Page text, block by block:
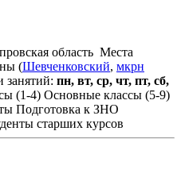
область Места
(Шевченковский, мкрн
занятий: пн, вт, ср, чт, пт, сб,
(1-4) Основные классы (5-9)
Подготовка к ЗНО
старших курсов